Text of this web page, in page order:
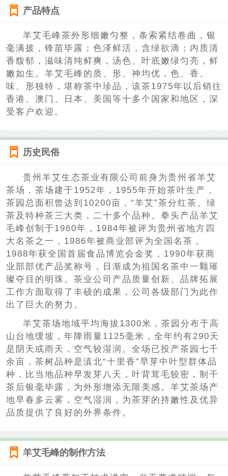
产品特点
羊艾毛峰茶外形细嫩匀整，条索紧结卷曲，银
毫满披，锋苗毕露；色泽鲜活，含绿欲滴；内质清
香馥郁，滋味清纯鲜爽，汤色、叶底嫩绿匀亮，鲜
嫩如生。羊艾毛峰的质、形、神均优，色、香、
味、形独特，堪称茶中珍品，该茶1975年以后销往
香港、澳门、日本、美国等十多个国家和地区，深
受客户欢迎。
历史民俗
贵州羊艾生态茶业有限公司前身为贵州省羊艾
茶场，茶场建于1952年，1955年开始茶叶生产，
茶园总面积曾达到10200亩，“羊艾”茶分红茶、绿
茶及特种茶三大类，二十多个品种。拳头产品羊艾
毛峰创制于1960年，1984年被评为贵州省地方四
大名茶之一，1986年被商业部评为全国名茶，
1988年获全国首届食品博览会金奖，1990年获商
业部部优产品奖称号，日渐成为祖国名茶中一颗璀
璨夺目的明珠。茶业公司产品质量创新、品牌拓展
工作方面取得了丰硕的成果，公司各级部门为此作
出了巨大的努力。
羊艾茶场地域平均海拔1300米，茶园分布于高
山台地缓坡，年降雨量1125毫米，全年约有290天
是阴天或雨天，空气较湿润。全场已投产茶园七千
余亩，茶树品种是滇北“十里香”早芽中叶型群体品
种，比当地品种早发芽八天，叶背茸毛较密，制干
茶后银毫毕露，为外形增添无限美感。羊艾茶场产
地早春多云雾，空气湿润，为茶芽的持嫩性及优异
品质提供了良好的外界条件。
羊艾毛峰的制作方法